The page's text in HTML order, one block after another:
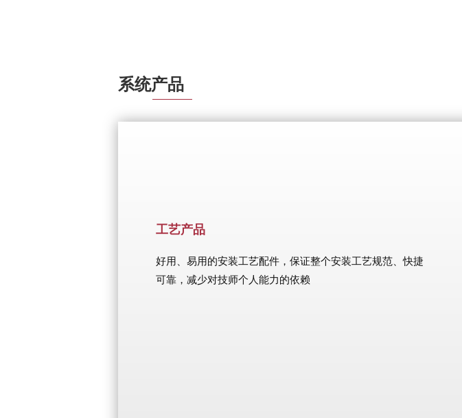
系统产品
工艺产品
好用、易用的安装工艺配件，保证整个安装工艺规范、快捷
可靠，减少对技师个人能力的依赖